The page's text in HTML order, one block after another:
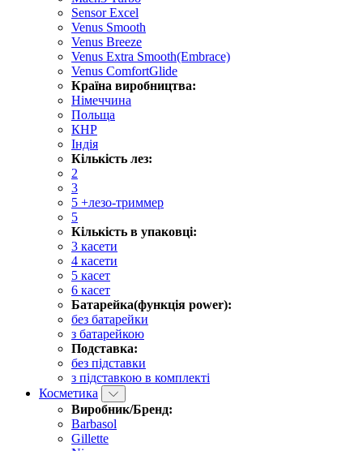
Sensor Excel
Venus Smooth
Venus Breeze
Venus Extra Smooth(Embrace)
Venus ComfortGlide
Країна виробництва:
Німеччина
Польща
КНР
Індія
Кількість лез:
2
3
5 +лезо-триммер
5
Кількість в упаковці:
3 касети
4 касети
5 касет
6 касет
Батарейка(функція power):
без батарейки
з батарейкою
Подставка:
без підставки
з підставкою в комплекті
Косметика
Виробник/Бренд:
Barbasol
Gillette